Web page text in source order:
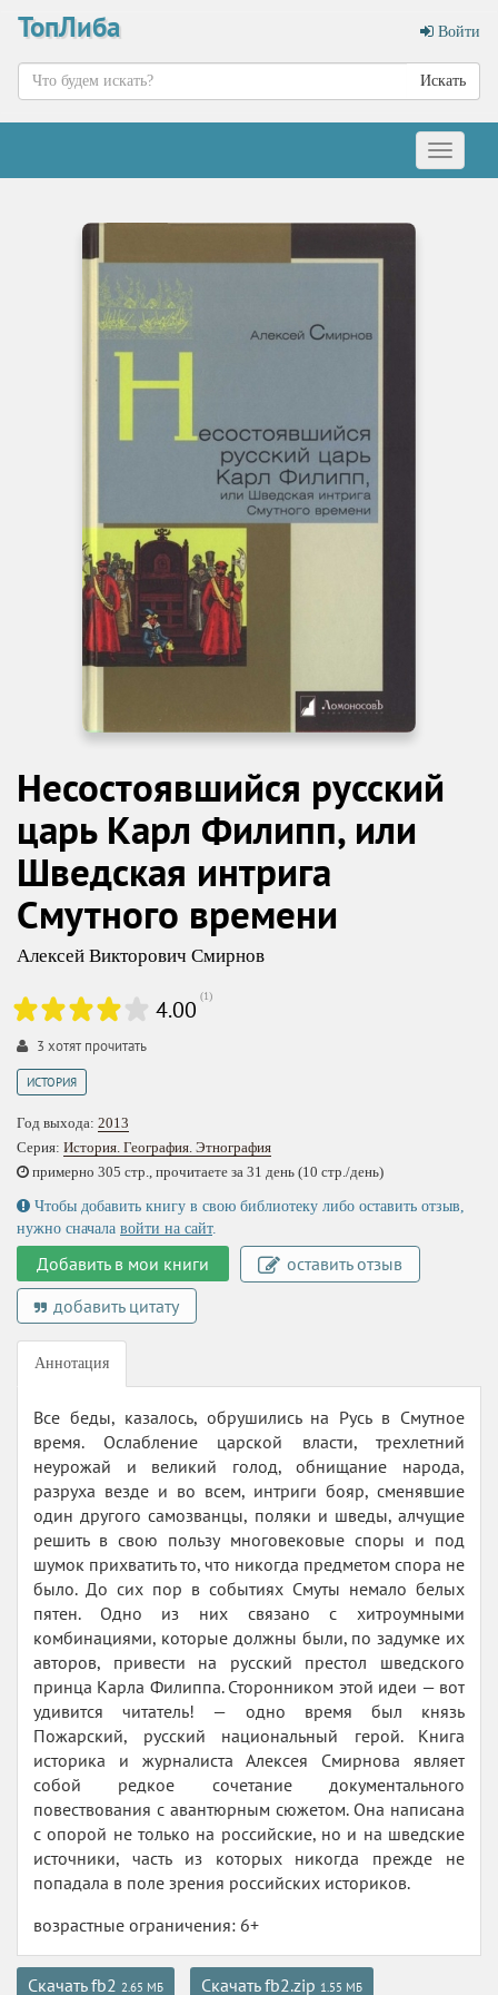
ТопЛиба Войти
Искать
Меню
Несостоявшийся русский
царь Карл Филипп, или
Шведская интрига
Смутного времени
Алексей Викторович Смирнов
4.00 (1)
3 хотят прочитать
ИСТОРИЯ
Год выхода: 2013
Серия: История. География. Этнография
примерно 305 стр., прочитаете за 31 день (10 стр./день)
Чтобы добавить книгу в свою библиотеку либо оставить отзыв,
нужно сначала войти на сайт.
Добавить в мои книги
оставить отзыв
добавить цитату
Аннотация
Все беды, казалось, обрушились на Русь в Смутное
время. Ослабление царской власти, трехлетний
неурожай и великий голод, обнищание народа,
разруха везде и во всем, интриги бояр, сменявшие
один другого самозванцы, поляки и шведы, алчущие
решить в свою пользу многовековые споры и под
шумок прихватить то, что никогда предметом спора не
было. До сих пор в событиях Смуты немало белых
пятен. Одно из них связано с хитроумными
комбинациями, которые должны были, по задумке их
авторов, привести на русский престол шведского
принца Карла Филиппа. Сторонником этой идеи — вот
удивится читатель! — одно время был князь
Пожарский, русский национальный герой. Книга
историка и журналиста Алексея Смирнова являет
собой редкое сочетание документального
повествования с авантюрным сюжетом. Она написана
с опорой не только на российские, но и на шведские
источники, часть из которых никогда прежде не
попадала в поле зрения российских историков.
возрастные ограничения: 6+
Скачать fb2 2.65 МБ Скачать fb2.zip 1.55 МБ